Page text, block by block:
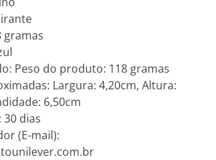
gramas
Peso do produto: 118 gramas
Largura: 4,20cm, Altura:
6,50cm
30 dias
(E-mail):